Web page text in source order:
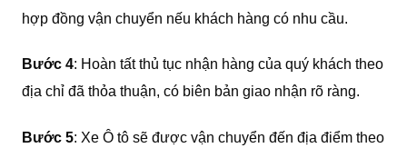
hợp đồng vận chuyển nếu khách hàng có nhu cầu.
Bước 4: Hoàn tất thủ tục nhận hàng của quý khách theo
địa chỉ đã thỏa thuận, có biên bản giao nhận rõ ràng.
Bước 5: Xe Ô tô sẽ được vận chuyển đến địa điểm theo